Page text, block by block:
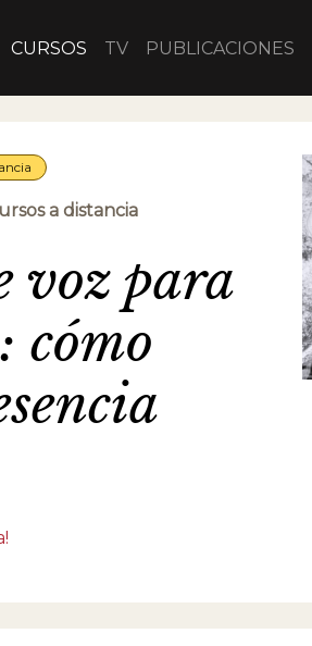
CURSOS TV PUBLICACIONES
a distancia
voz para
cómo